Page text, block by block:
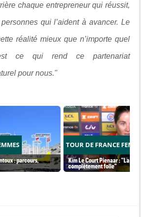
chaque entrepreneur qui réussit,
qui l’aident à avancer. Le
réalité mieux que n’importe quel
ce qui rend ce partenariat
pour nous."
: parcours,
TOUR DE FRANCE
Kim Le Court Pienaar : "La
complètement folle"